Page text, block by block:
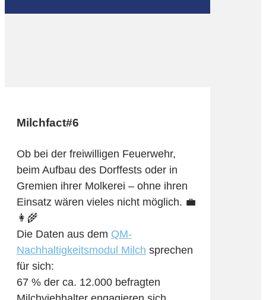
Milchfact#6
Ob bei der freiwilligen Feuerwehr,
beim Aufbau des Dorffests oder in
Gremien ihrer Molkerei – ohne ihren
Einsatz wären vieles nicht möglich. 💼
👩‍🌾
Die Daten aus dem QM-
Nachhaltigkeitsmodul Milch sprechen
für sich:
67 % der ca. 12.000 befragten